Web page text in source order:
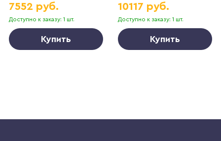
Доступно к заказу: 1 шт.
7552 руб.
Купить
Доступно к заказу: 1 шт.
10117 руб.
Купить